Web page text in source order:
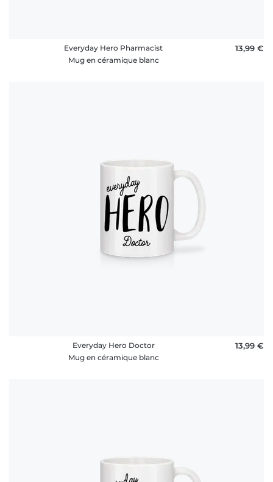
Everyday Hero Pharmacist
Mug en céramique blanc
13,99 €
Everyday Hero Doctor
Mug en céramique blanc
13,99 €